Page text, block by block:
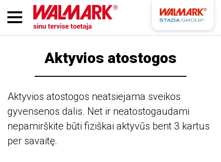
Aktyvios atostogos
Aktyvios atostogos neatsiejama sveikos
gyvensenos dalis. Net ir neatostogaudami
nepamirškite būti fiziškai aktyvūs bent 3 kartus
per savaitę.